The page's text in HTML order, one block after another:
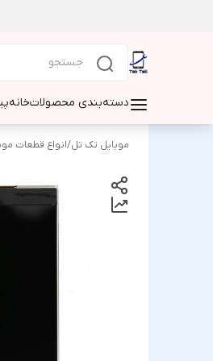
دسته‌بندی محصولاتخانه
موبایل تک تل/انواع قطعات